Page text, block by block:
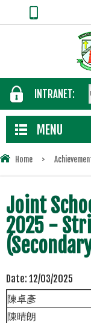
INTRANET:
MENU
Home >
Joint
2025 -
Date: 12/03/2025
陳卓彥
陳晴朗